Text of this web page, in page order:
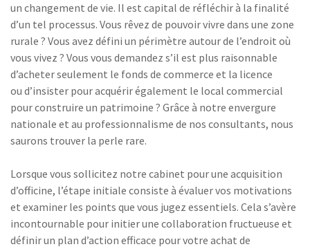
un changement de vie. Il est capital de réfléchir à la finalité
d’un tel processus. Vous rêvez de pouvoir vivre dans une zone
rurale ? Vous avez défini un périmètre autour de l’endroit où
vous vivez ? Vous vous demandez s’il est plus raisonnable
d’acheter seulement le fonds de commerce et la licence
ou d’insister pour acquérir également le local commercial
pour construire un patrimoine ? Grâce à notre envergure
nationale et au professionnalisme de nos consultants, nous
saurons trouver la perle rare.
Lorsque vous sollicitez notre cabinet pour une acquisition
d’officine, l’étape initiale consiste à évaluer vos motivations
et examiner les points que vous jugez essentiels. Cela s’avère
incontournable pour initier une collaboration fructueuse et
définir un plan d’action efficace pour votre achat de